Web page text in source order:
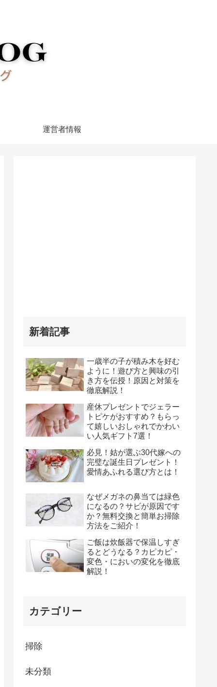
運営者情報
新着記事
一歳半の子が積み木を好む
ように！遊び方と興味の引
き方を伝授！原因と対策を
徹底解説！
産休プレゼントでジェラー
トピケがおすすめ？もらっ
て嬉しいおしゃれでかわい
い人気ギフト7選！
必見！姑が選ぶ30代嫁への
完璧な誕生日プレゼント！
愛情あふれる選び方とは！
なぜメガネの鼻当ては緑色
になるの？サビが原因です
か？無料交換と簡単お掃除
方法をご紹介！
ご飯は炊飯器で保温しすぎ
るとどうなる？カピカピ・
変色・においの変化を徹底
解説！
カテゴリー
掃除
未分類